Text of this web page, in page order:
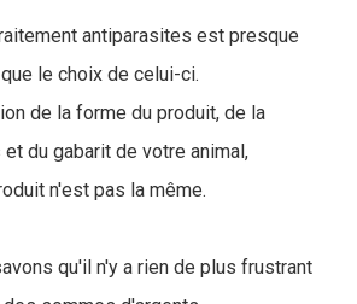
antiparasites est presque
le choix de celui-ci.
de la forme du produit, de la
du gabarit de votre animal,
n'est pas la même.
qu'il n'y a rien de plus frustrant